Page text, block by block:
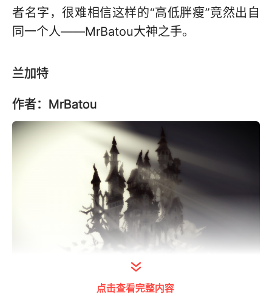
者名字，很难相信这样的“高低胖瘦”竟然出自
同一个人——MrBatou大神之手。
兰加特
作者：MrBatou
打开今日头条查看图片详情
点击查看完整内容